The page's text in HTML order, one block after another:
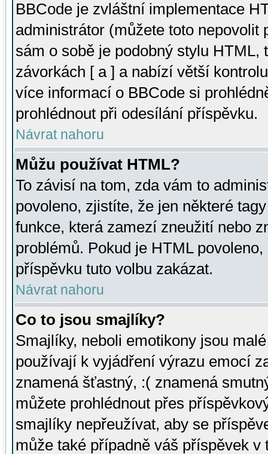
BBCode je zvláštní implementace
administrátor (můžete toto
sám o sobě je podobný stylu HTML,
závorkách [ a ] a nabízí větší
více informací o BBCode si
prohlédnout při odesílání příspěvku.
Návrat nahoru
Můžu používat HTML?
To závisí na tom, zda vám to
povoleno, zjistíte, že jen některé
funkce, která zamezí zneužití nebo
problémů. Pokud je HTML
příspěvku tuto volbu zakázat.
Návrat nahoru
Co to jsou smajlíky?
Smajlíky, neboli emotikony jsou
používají k vyjádření výrazu emocí
znamená šťastný, :( znamená
můžete prohlédnout přes
smajlíky nepřeužívat, aby se
může také případně váš příspěvek v